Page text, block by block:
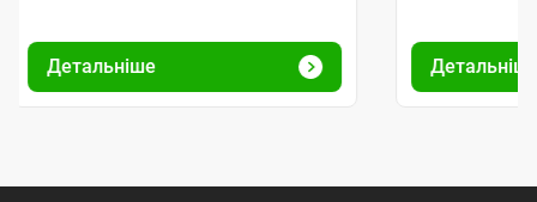
Детальніше